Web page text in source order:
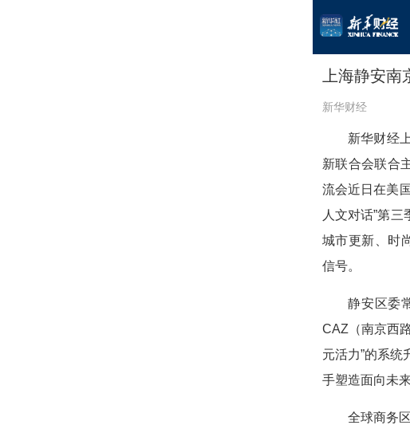
上海静安
新华财经
新华财经
新联合会联合
流会近日在美
人文对话”第
城市更新、时
信号。
静安区委
CAZ（南京西
元活力”的系
手塑造面向未
全球商务